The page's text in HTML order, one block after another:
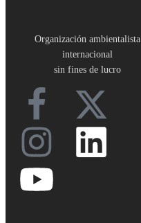
Organización ambientalista
internacional
sin fines de lucro